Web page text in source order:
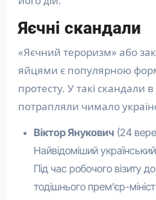
Яєчні скандали
«Яєчний тероризм» або
яйцями є популярною
протесту. У такі скандали в
потрапляли чимало
Віктор Янукович (24
Найвідоміший
Під час робочого візиту
тодішнього прем’єр-